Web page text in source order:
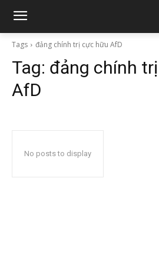
Tags đảng chính trị cực hữu AfD
Tag: đảng chính
AfD
No posts to display